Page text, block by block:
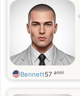
Bennett57 anni